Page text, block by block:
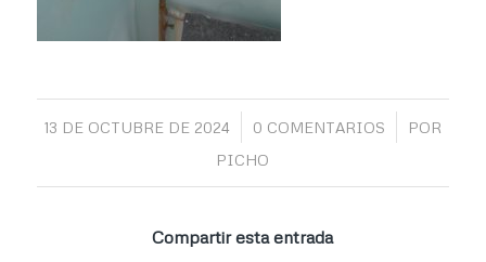
13 DE OCTUBRE DE 2024
/ 0 COMENTARIOS
/
POR
PICHO
Compartir esta entrada